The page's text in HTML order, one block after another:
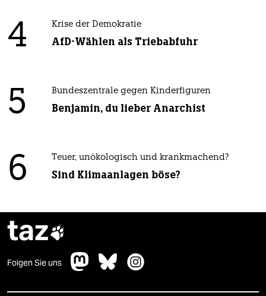
4 Krise der Demokratie
AfD-Wählen als Triebabfuhr
5 Bundeszentrale gegen Kinderfiguren
Benjamin, du lieber Anarchist
6 Teuer, unökologisch und krankmachend?
Sind Klimaanlagen böse?
taz
Folgen Sie uns